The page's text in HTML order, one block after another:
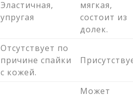
Эластичная,
упругая
мягкая,
состоит из
долек.
Отсутствует по
причине спайки
с кожей.
Может